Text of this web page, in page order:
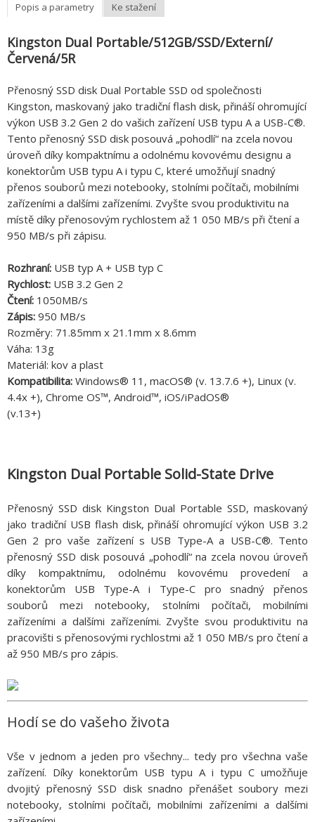
Popis a parametry Ke stažení
Kingston Dual Portable/512GB/SSD/Externí/
Červená/5R
Přenosný SSD disk Dual Portable SSD od společnosti
Kingston, maskovaný jako tradiční flash disk, přináší ohromující
výkon USB 3.2 Gen 2 do vašich zařízení USB typu A a USB-C®.
Tento přenosný SSD disk posouvá „pohodlí“ na zcela novou
úroveň díky kompaktnímu a odolnému kovovému designu a
konektorům USB typu A i typu C, které umožňují snadný
přenos souborů mezi notebooky, stolními počítači, mobilními
zařízeními a dalšími zařízeními. Zvyšte svou produktivitu na
místě díky přenosovým rychlostem až 1 050 MB/s při čtení a
950 MB/s při zápisu.
Rozhraní: USB typ A + USB typ C
Rychlost: USB 3.2 Gen 2
Čtení: 1050MB/s
Zápis: 950 MB/s
Rozměry: 71.85mm x 21.1mm x 8.6mm
Váha: 13g
Materiál: kov a plast
Kompatibilita: Windows® 11, macOS® (v. 13.7.6 +), Linux (v.
4.4x +), Chrome OS™, Android™, iOS/iPadOS®
(v.13+)
Kingston Dual Portable Solid-State Drive
Přenosný SSD disk Kingston Dual Portable SSD, maskovaný
jako tradiční USB flash disk, přináší ohromující výkon USB 3.2
Gen 2 pro vaše zařízení s USB Type-A a USB-C®. Tento
přenosný SSD disk posouvá „pohodlí“ na zcela novou úroveň
díky kompaktnímu, odolnému kovovému provedení a
konektorům USB Type-A i Type-C pro snadný přenos
souborů mezi notebooky, stolními počítači, mobilními
zařízeními a dalšími zařízeními. Zvyšte svou produktivitu na
pracovišti s přenosovými rychlostmi až 1 050 MB/s pro čtení a
až 950 MB/s pro zápis.
Hodí se do vašeho života
Vše v jednom a jeden pro všechny... tedy pro všechna vaše
zařízení. Díky konektorům USB typu A i typu C umožňuje
dvojitý přenosný SSD disk snadno přenášet soubory mezi
notebooky, stolními počítači, mobilními zařízeními a dalšími